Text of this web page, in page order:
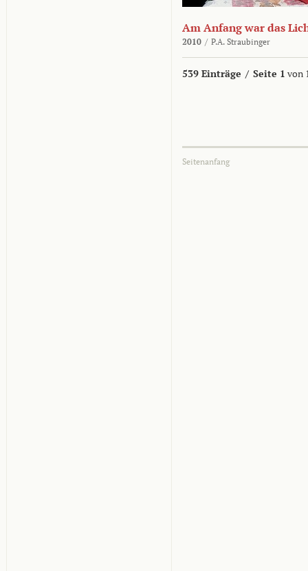
Am Anfang war das
2010 / P.A. Straubinger
539 Einträge / Seite 1 von
Seitenanfang